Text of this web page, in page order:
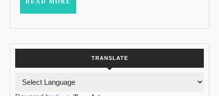
READ MORE
TRANSLATE